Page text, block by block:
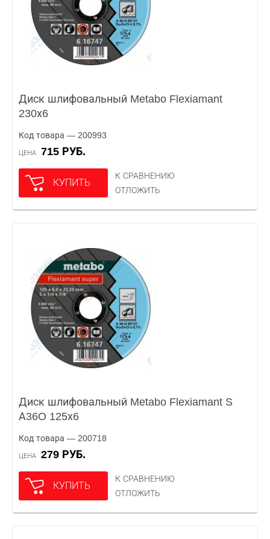
Диск шлифовальный Metabo Flexiamant
230х6
Код товара — 200993
ЦЕНА 715 РУБ.
КУПИТЬ
К СРАВНЕНИЮ
ОТЛОЖИТЬ
Диск шлифовальный Metabo Flexiamant S
А36O 125х6
Код товара — 200718
ЦЕНА 279 РУБ.
КУПИТЬ
К СРАВНЕНИЮ
ОТЛОЖИТЬ